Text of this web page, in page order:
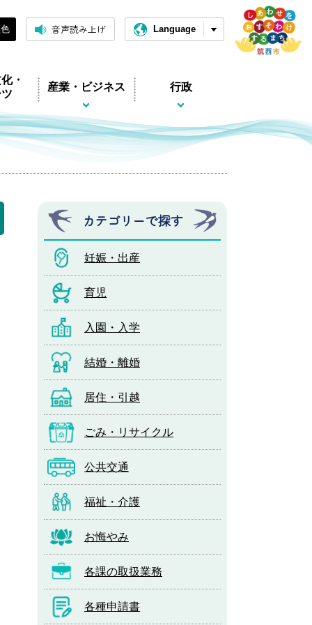
音声読み上げ Language
・
産業・ビジネス 行政
カテゴリーで探す
妊娠・出産
育児
入園・入学
結婚・離婚
居住・引越
ごみ・リサイクル
公共交通
福祉・介護
お悔やみ
各課の取扱業務
各種申請書